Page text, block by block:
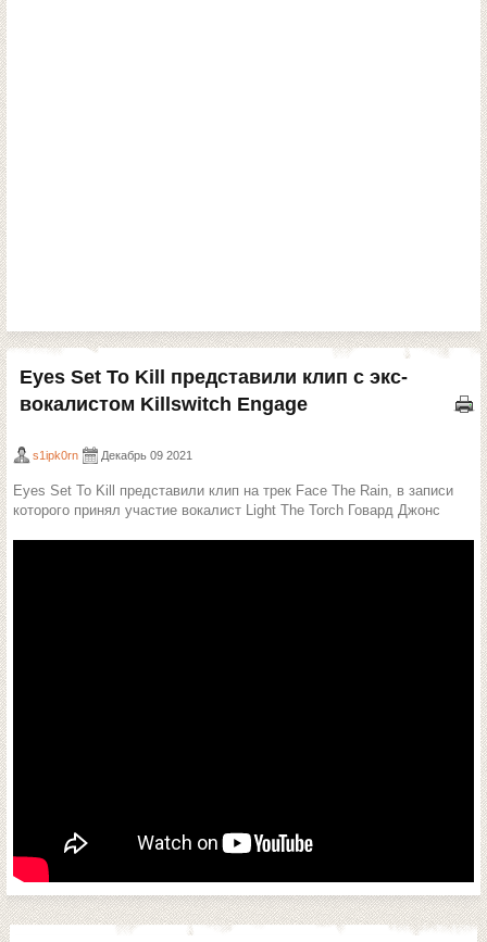
Eyes Set To Kill представили клип c экс-
вокалистом Killswitch Engage
s1ipk0rn Декабрь 09 2021
Eyes Set To Kill представили клип на трек Face The Rain, в записи
которого принял участие вокалист Light The Torch Говард Джонс